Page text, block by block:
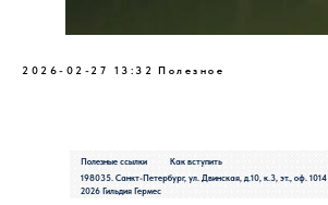
2026-02-27 13:32 Полезное
198035. Санкт-Петербург, ул. Двинская, д.10, к.3, эт., оф. 1014
2026 Гильдия Гермес
Полезные ссылки Как вступить